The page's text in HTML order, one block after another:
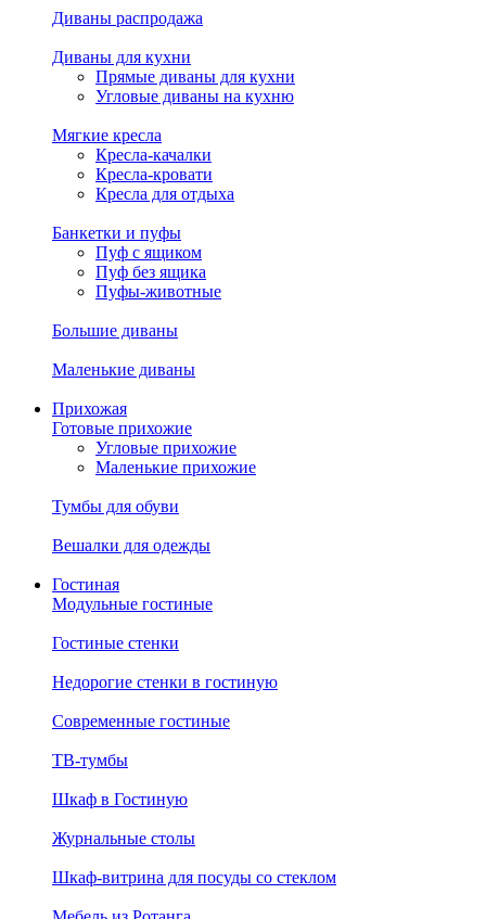
Диваны распродажа
Диваны для кухни
Прямые диваны для кухни
Угловые диваны на кухню
Мягкие кресла
Кресла-качалки
Кресла-кровати
Кресла для отдыха
Банкетки и пуфы
Пуф с ящиком
Пуф без ящика
Пуфы-животные
Большие диваны
Маленькие диваны
Прихожая
Готовые прихожие
Угловые прихожие
Маленькие прихожие
Тумбы для обуви
Вешалки для одежды
Гостиная
Модульные гостиные
Гостиные стенки
Недорогие стенки в гостиную
Современные гостиные
ТВ-тумбы
Шкаф в Гостиную
Журнальные столы
Шкаф-витрина для посуды со стеклом